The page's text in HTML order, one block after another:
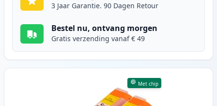
3 Jaar Garantie. 90 Dagen Retour
Bestel nu, ontvang morgen
Gratis verzending vanaf € 49
Met chip